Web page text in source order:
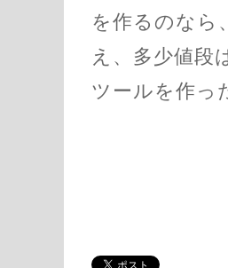
を作るのなら
え、多少値段
ツールを作っ